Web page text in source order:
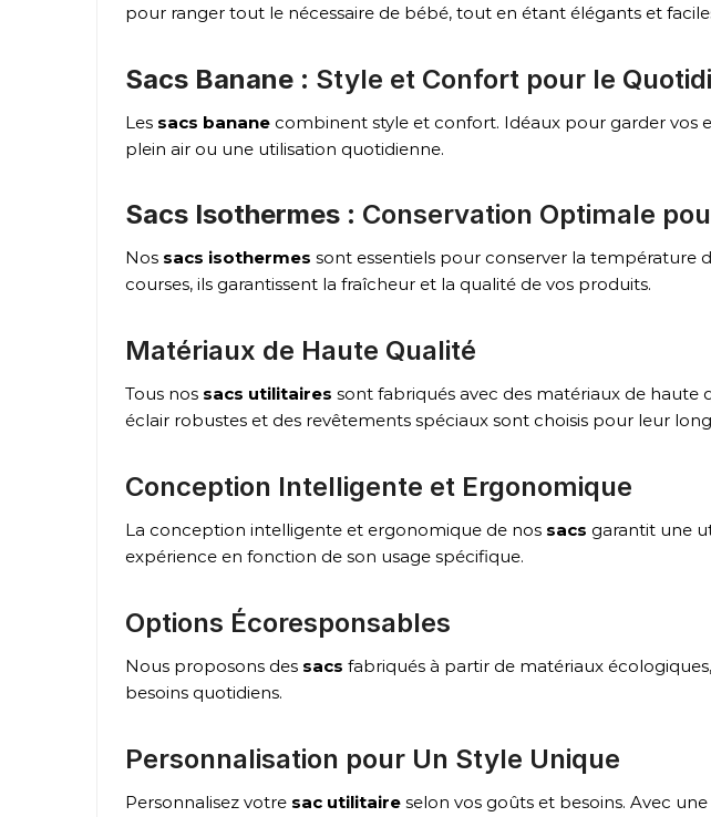
pour ranger tout le nécessaire de bébé, tout en étant élégants et
Sacs Banane : Style et Confort pour le
Les sacs banane combinent style et confort. Idéaux pour garder vos
plein air ou une utilisation quotidienne.
Sacs Isothermes : Conservation Optimale
Nos sacs isothermes sont essentiels pour conserver la température
courses, ils garantissent la fraîcheur et la qualité de vos produits.
Matériaux de Haute Qualité
Tous nos sacs utilitaires sont fabriqués avec des matériaux de haute
éclair robustes et des revêtements spéciaux sont choisis pour leur
Conception Intelligente et Ergonomique
La conception intelligente et ergonomique de nos sacs garantit une
expérience en fonction de son usage spécifique.
Options Écoresponsables
Nous proposons des sacs fabriqués à partir de matériaux
besoins quotidiens.
Personnalisation pour Un Style Unique
Personnalisez votre sac utilitaire selon vos goûts et besoins. Avec